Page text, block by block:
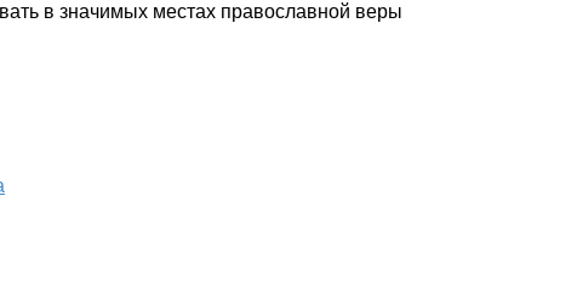
в значимых местах православной веры